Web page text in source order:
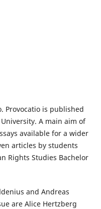
Provocatio is published
A main aim of
available for a wider
articles by students
Rights Studies Bachelor
and Andreas
are Alice Hertzberg